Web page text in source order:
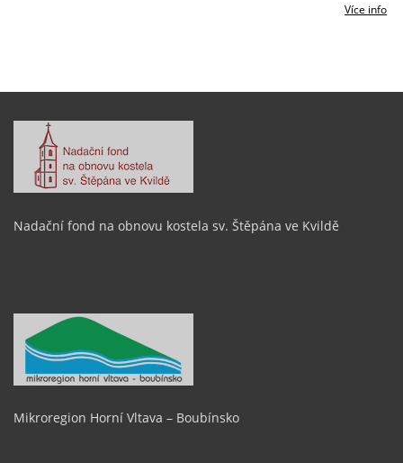
Více info
Nadační fond na obnovu kostela sv. Štěpána ve Kvildě
Mikroregion Horní Vltava – Boubínsko